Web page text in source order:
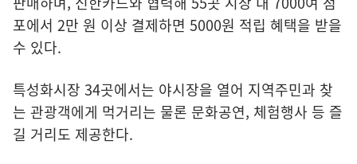
포에서 2만 원 이상 결제하면 5000원 적립 혜택을 받을
수 있다.
특성화시장 34곳에서는 야시장을 열어 지역주민과 찾
는 관광객에게 먹거리는 물론 문화공연, 체험행사 등 즐
길 거리도 제공한다.